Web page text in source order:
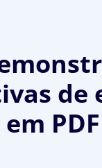
de
em PDF